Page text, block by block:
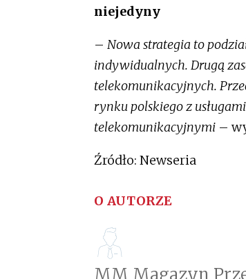
niejedyny
– Nowa strategia to
indywidualnych. Drugą
telekomunikacyjnych.
rynku polskiego z
telekomunikacyjnymi –
Źródło: Newseria
O AUTORZE
MM Magazyn